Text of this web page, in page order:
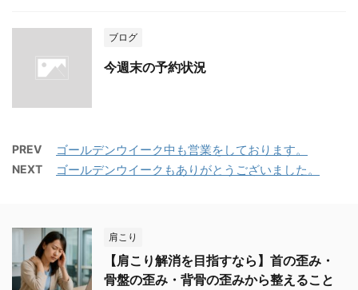
ブログ
今週末の予約状況
PREV ゴールデンウイーク中も営業をしております。
NEXT ゴールデンウイークもありがとうございました。
肩こり
【肩こり解消を目指すなら】首の歪み・
骨盤の歪み・背骨の歪みから整えること